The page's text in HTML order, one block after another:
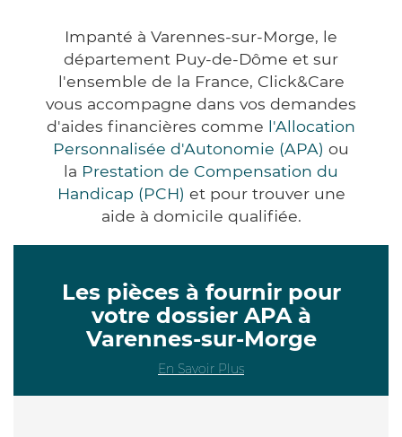
Impanté à Varennes-sur-Morge, le
département Puy-de-Dôme et sur
l'ensemble de la France, Click&Care
vous accompagne dans vos demandes
d'aides financières comme l'Allocation
Personnalisée d'Autonomie (APA) ou
la Prestation de Compensation du
Handicap (PCH) et pour trouver une
aide à domicile qualifiée.
Les pièces à fournir pour
votre dossier APA à
Varennes-sur-Morge
En Savoir Plus